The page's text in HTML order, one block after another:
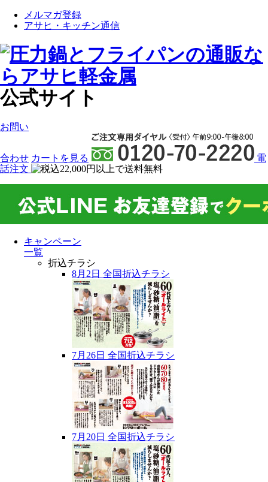
メルマガ登録
アサヒ・キッチン通信
公式サイト
お問い
合わせ カート を見る
電
話注文
キャンペーン
一覧
折込チラシ
8月2日 全国折込チラシ
7月26日 全国折込チラシ
7月20日 全国折込チラシ